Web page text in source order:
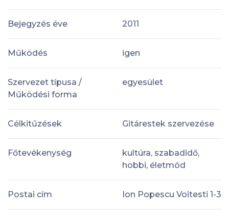
Bejegyzés éve 2011
Működés igen
Szervezet típusa /
Működési forma
egyesület
Célkitűzések Gitárestek szervezése
Főtevékenység
kultúra, szabadidő,
hobbi, életmód
Postai cím Ion Popescu Voitesti 1-3